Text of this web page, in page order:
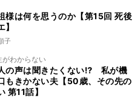
様は何を思うのか【第15回 死後
子
わからない
の声は聞きたくない⁉ 私が機
もきかない夫【50歳、その先の
第11話】